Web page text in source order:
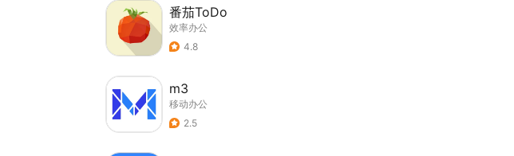
番茄ToDo
效率办公
4.8
m3
移动办公
2.5